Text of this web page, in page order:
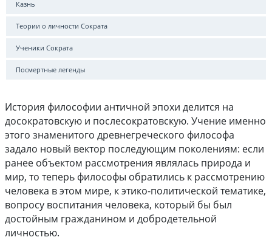
Казнь
Теории о личности Сократа
Ученики Сократа
Посмертные легенды
История философии античной эпохи делится на
досократовскую и послесократовскую. Учение именно
этого знаменитого древнегреческого философа
задало новый вектор последующим поколениям: если
ранее объектом рассмотрения являлась природа и
мир, то теперь философы обратились к рассмотрению
человека в этом мире, к этико-политической тематике,
вопросу воспитания человека, который бы был
достойным гражданином и добродетельной
личностью.